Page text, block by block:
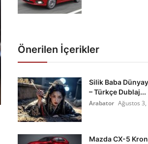
Önerilen İçerikler
Silik Baba
– Türkçe Dublaj...
Arabator Ağustos 3,
Mazda CX-5